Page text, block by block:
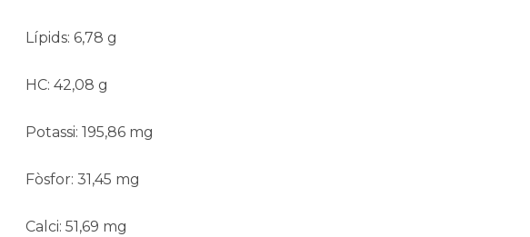
Lípids: 6,78 g
HC: 42,08 g
Potassi: 195,86 mg
Fòsfor: 31,45 mg
Calci: 51,69 mg